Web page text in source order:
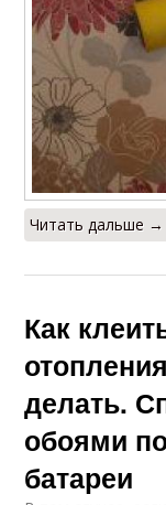
Читать дальше →
Как
делать.
обоями
батареи